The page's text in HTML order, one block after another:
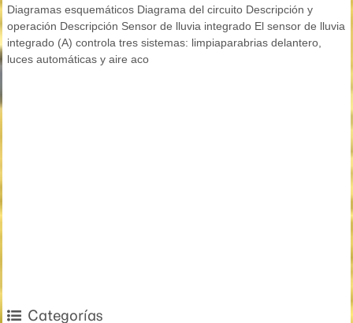
Diagramas esquemáticos Diagrama del circuito Descripción y
operación Descripción Sensor de lluvia integrado El sensor de lluvia
integrado (A) controla tres sistemas: limpiaparabrias delantero,
luces automáticas y aire aco
Categorías